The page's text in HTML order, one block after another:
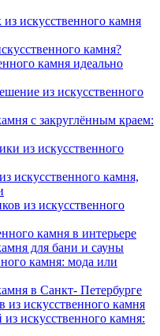
искусственного камня
камня?
камня идеально
из искусственного
с закруглённым краем:
из искусственного
искусственного камня,
из искусственного
камня в интерьере
для бани и сауны
камня: мода или
в Санкт- Петербурге
из искусственного камня
искусственного камня: